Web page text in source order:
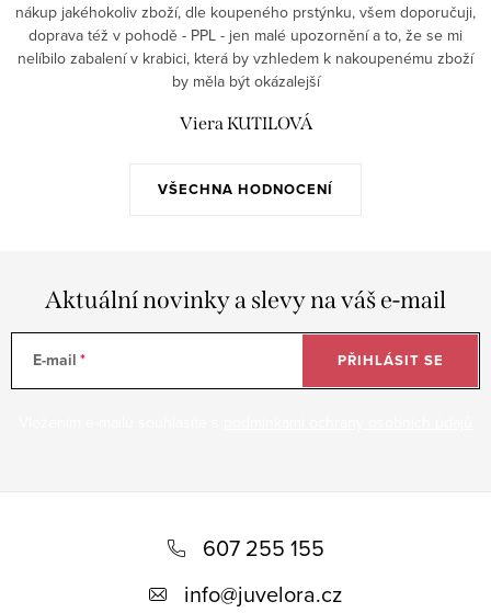
VŠECHNA HODNOCENÍ
nákup jakéhokoliv zboží, dle koupeného prstýnku, všem doporučuji,
doprava též v pohodě - PPL - jen malé upozornění a to, že se mi
nelíbilo zabalení v krabici, která by vzhledem k nakoupenému zboží
by měla být okázalejší
Viera KUTILOVÁ
Aktuální novinky a slevy na váš e-mail
E-mail PŘIHLÁSIT SE
607 255 155
info@juvelora.cz